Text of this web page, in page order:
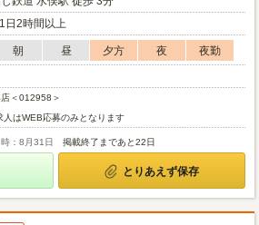
日2時間以上
朝 昼 夕方 夜
夜勤
＜012958＞
はWEB応募のみとなります
：8月31日 掲載終了まであと22日
とりあえず保存